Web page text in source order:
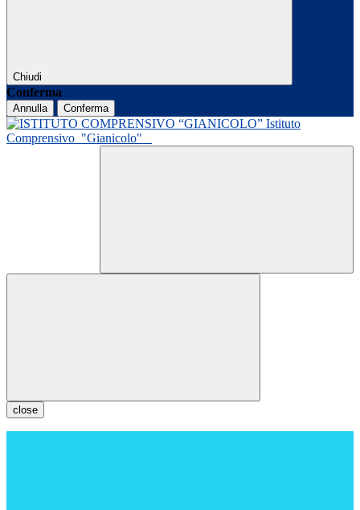
Chiudi
Conferma
Annulla Conferma
Istituto
Comprensivo "Gianicolo"
close